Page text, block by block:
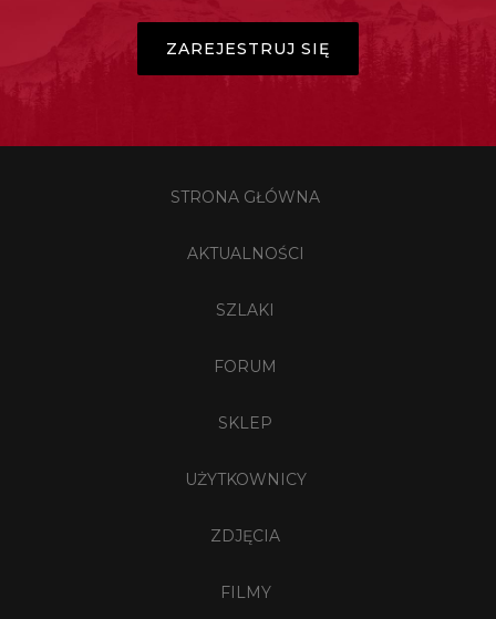
ZAREJESTRUJ SIĘ
STRONA GŁÓWNA
AKTUALNOŚCI
SZLAKI
FORUM
SKLEP
UŻYTKOWNICY
ZDJĘCIA
FILMY